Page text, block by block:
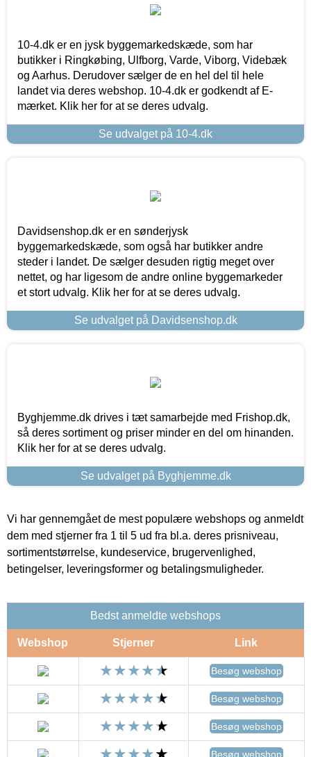
10-4.dk er en jysk byggemarkedskæde, som har
butikker i Ringkøbing, Ulfborg, Varde, Viborg, Videbæk
og Aarhus. Derudover sælger de en hel del til hele
landet via deres webshop. 10-4.dk er godkendt af E-
mærket. Klik her for at se deres udvalg.
Se udvalget på 10-4.dk
Davidsenshop.dk er en sønderjysk
byggemarkedskæde, som også har butikker andre
steder i landet. De sælger desuden rigtig meget over
nettet, og har ligesom de andre online byggemarkeder
et stort udvalg. Klik her for at se deres udvalg.
Se udvalget på Davidsenshop.dk
Byghjemme.dk drives i tæt samarbejde med Frishop.dk,
så deres sortiment og priser minder en del om hinanden.
Klik her for at se deres udvalg.
Se udvalget på Byghjemme.dk
Vi har gennemgået de mest populære webshops og anmeldt
dem med stjerner fra 1 til 5 ud fra bl.a. deres prisniveau,
sortimentstørrelse, kundeservice, brugervenlighed,
betingelser, leveringsformer og betalingsmuligheder.
Bedst anmeldte webshops
Webshop Stjerner Link
Besøg webshop
Besøg webshop
Besøg webshop
Besøg webshop